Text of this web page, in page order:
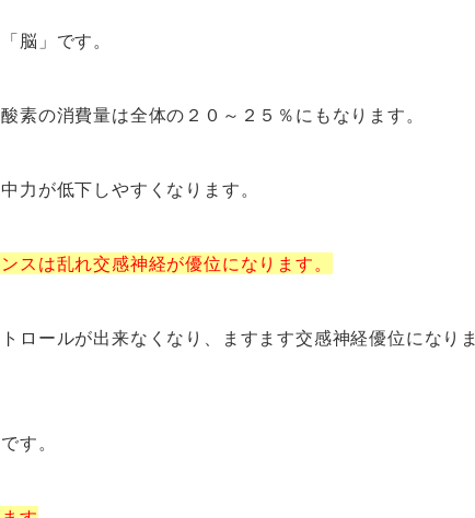
脳」です。
素の消費量は全体の２０～２５％にもなります。
力が低下しやすくなります。
スは乱れ交感神経が優位になります。
ロールが出来なくなり、ますます交感神経優位になりま
す。